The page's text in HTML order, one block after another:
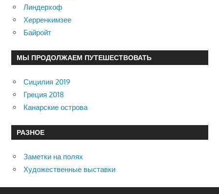
Линдерхоф
Херренкимзее
Байройт
МЫ ПРОДОЛЖАЕМ ПУТЕШЕСТВОВАТЬ
Сицилия 2019
Греция 2018
Канарские острова
РАЗНОЕ
Заметки на полях
Художественные выставки